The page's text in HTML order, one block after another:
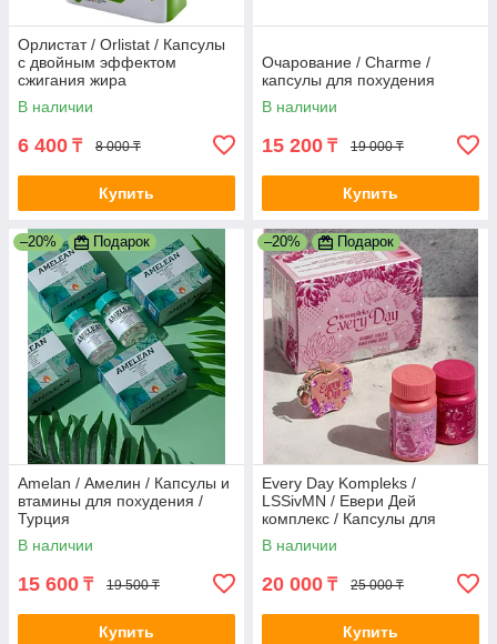
Орлистат / Orlistat / Капсулы
с двойным эффектом
сжигания жира
В наличии
6 400 ₸ 8 000 ₸
Купить
Очарование / Charme /
капсулы для похудения
В наличии
15 200 ₸ 19 000 ₸
Купить
–20% Подарок
Amelan / Амелин / Капсулы и
втамины для похудения /
Турция
В наличии
15 600 ₸ 19 500 ₸
Купить
–20% Подарок
Every Day Kompleks /
LSSivMN / Евери Дей
комплекс / Капсулы для
похудения / Индонезия
В наличии
20 000 ₸ 25 000 ₸
Купить